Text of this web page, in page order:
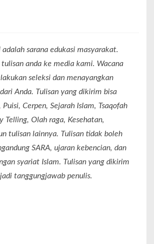
adalah sarana edukasi masyarakat.
anda ke media kami. Wacana
seleksi dan menayangkan
Anda. Tulisan yang dikirim bisa
Puisi, Cerpen, Sejarah Islam, Tsaqofah
Telling, Olah raga, Kesehatan,
tulisan lainnya. Tulisan tidak boleh
SARA, ujaran kebencian, dan
syariat Islam. Tulisan yang dikirim
tanggungjawab penulis.